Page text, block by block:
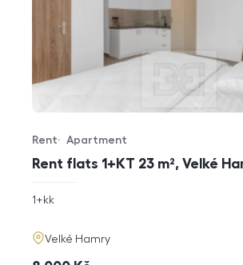
Rent flats 1+KT 23 m², Velké
Offer type
Rent
Property type
Apartment
rozměry
1+kk
adresa
Velké Hamry